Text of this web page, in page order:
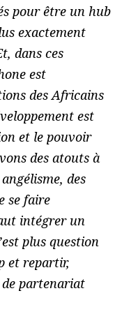
pour être un hub
exactement
dans ces
est
des Africains
est
et le pouvoir
des atouts à
des
se faire
intégrer un
plus question
et repartir,
partenariat